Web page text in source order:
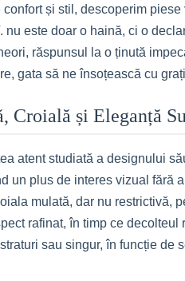
și stil, descoperim
este doar o haină, ci o
răspunsul la o ținută
gata să ne însoțească cu
Croială și Eleganță
atent studiată a designului
un plus de interes vizual
mulată, dar nu restrictivă,
rafinat, în timp ce
sau singur, în funcție